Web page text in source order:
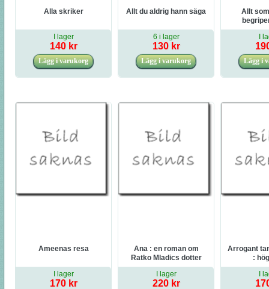
Alla skriker
I lager
140 kr
Allt du aldrig hann säga
6 i lager
130 kr
Allt
I
Ameenas resa
I lager
170 kr
Ana : en roman om
Ratko Mladics dotter
och hjältarnas galler
I lager
220 kr
Arrogant
:
I